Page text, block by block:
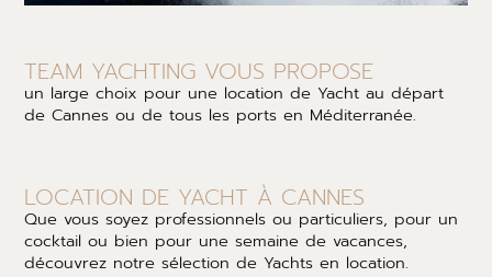
TEAM YACHTING VOUS PROPOSE
un large choix pour une location de Yacht au départ
de Cannes ou de tous les ports en Méditerranée.
LOCATION DE YACHT À CANNES
Que vous soyez professionnels ou particuliers, pour un
cocktail ou bien pour une semaine de vacances,
découvrez notre sélection de Yachts en location.